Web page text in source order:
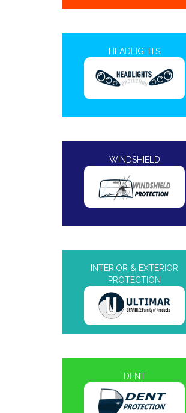
HEADLIGHTS
WINDSHIELD
INTERIOR & EXTERIOR
PROTECTION
DENT